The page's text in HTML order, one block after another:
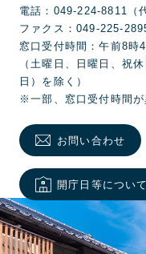
電話：049-224-8811（
ファクス：049-225-
窓口受付時間：午前8時
（土曜日、日曜日、祝
日）を除く）
※一部、窓口受付時間が
お問い合わせ
開庁日等について